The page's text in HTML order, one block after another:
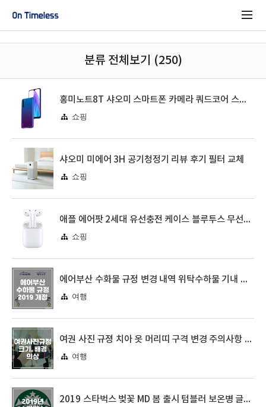
분류 전체보기 (250)
홍미노트8T 샤오미 스마트폰 카메라 쿼드코어 스냅드래곤 665 리뷰
쇼핑
샤오미 미에어 3H 공기청정기 리뷰 후기 필터 교체
쇼핑
애플 에어팟 2세대 유선충전 케이스 블루투스 무선이어폰 리뷰 후기
쇼핑
에어부산 수화물 규정 변경 내역 위탁수하물 기내 캐리어 반입
여행
여권 사진 규졍 치아 옷 머리띠 구격 변경 주의사항 알아보기
여행
2019 스타벅스 벚꽃 MD 봄 출시 텀블러 보온병 글라스